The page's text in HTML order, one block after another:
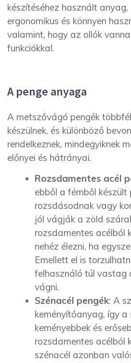
készítéséhez használt
ergonomikus és könnyen
valamint, hogy az ollók
funkciókkal.
A penge anyaga
A metszővágó pengék
készülnek, és különböző
rendelkeznek, mindegyiknek
előnyei és hátrányai.
Rozsdamentes acél
ebből a fémből készült
rozsdásodnak vagy
jól vágják a zöld
rozsdamentes acélból
nehéz élezni, ha
Emellett el is
felhasználó túl vastag
vágni.
Szénacél pengék: A
keményítőanyag, így a
keményebbek és
rozsdamentes acélból
szénacél azonban